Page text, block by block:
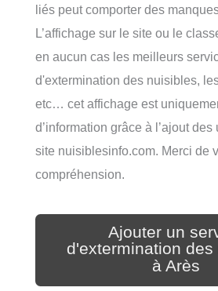
liés peut comporter des
L’affichage sur le site ou le
en aucun cas les meilleurs
d'extermination des nuisibles,
etc… cet affichage est
d’information grâce à l’ajout
site nuisiblesinfo.com. Merci de
compréhension.
Ajouter un
d'extermination
à Arès